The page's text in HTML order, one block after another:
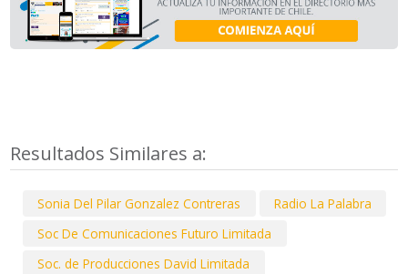
Resultados Similares a:
Sonia Del Pilar Gonzalez Contreras
Radio La Palabra
Soc De Comunicaciones Futuro Limitada
Soc. de Producciones David Limitada